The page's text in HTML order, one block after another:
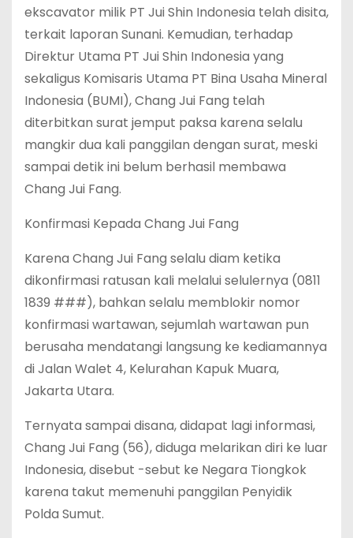
ekscavator milik PT Jui Shin Indonesia telah disita,
terkait laporan Sunani. Kemudian, terhadap
Direktur Utama PT Jui Shin Indonesia yang
sekaligus Komisaris Utama PT Bina Usaha Mineral
Indonesia (BUMI), Chang Jui Fang telah
diterbitkan surat jemput paksa karena selalu
mangkir dua kali panggilan dengan surat, meski
sampai detik ini belum berhasil membawa
Chang Jui Fang.
Konfirmasi Kepada Chang Jui Fang
Karena Chang Jui Fang selalu diam ketika
dikonfirmasi ratusan kali melalui selulernya (0811
1839 ###), bahkan selalu memblokir nomor
konfirmasi wartawan, sejumlah wartawan pun
berusaha mendatangi langsung ke kediamannya
di Jalan Walet 4, Kelurahan Kapuk Muara,
Jakarta Utara.
Ternyata sampai disana, didapat lagi informasi,
Chang Jui Fang (56), diduga melarikan diri ke luar
Indonesia, disebut -sebut ke Negara Tiongkok
karena takut memenuhi panggilan Penyidik
Polda Sumut.